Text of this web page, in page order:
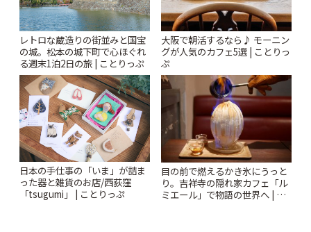
レトロな蔵造りの街並みと国宝
の城。松本の城下町で心ほぐれ
る週末1泊2日の旅 | ことりっぷ
大阪で朝活するなら♪ モーニン
グが人気のカフェ5選 | ことりっ
ぷ
日本の手仕事の「いま」が詰ま
った器と雑貨のお店/西荻窪
「tsugumi」 | ことりっぷ
目の前で燃えるかき氷にうっと
り。吉祥寺の隠れ家カフェ「ル
ミエール」で物語の世界へ | こ